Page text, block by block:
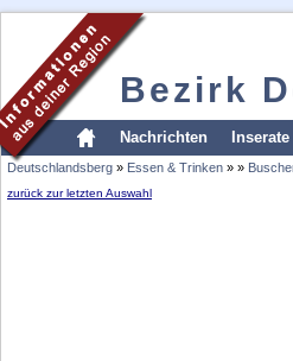
Bezirk
Nachrichten Inserate
Deutschlandsberg » Essen & Trinken » »
zurück zur letzten Auswahl